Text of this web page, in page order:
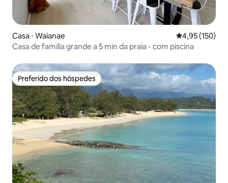
Casa ⋅ Waianae 4,95 de uma
4,95 (150)
Casa de família grande a 5 min da praia - com piscina
Preferido dos hóspedes
Preferido dos hóspedes